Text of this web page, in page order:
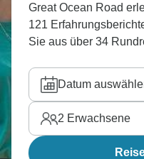
Great Ocean Road
121
Sie aus über 34
Datum
2 Erwachsene